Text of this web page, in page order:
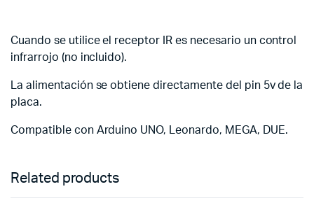
Cuando se utilice el receptor IR es necesario un control
infrarrojo (no incluido).
La alimentación se obtiene directamente del pin 5v de la
placa.
Compatible con Arduino UNO, Leonardo, MEGA, DUE.
Related products